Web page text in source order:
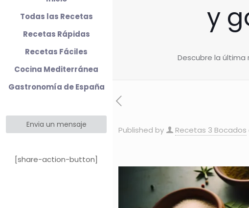
y
Descubre la
Published by Recetas 3 Bocados
Todas las Recetas
Recetas Rápidas
Recetas Fáciles
Cocina Mediterránea
Gastronomía de España
Envia un mensaje
[share-action-button]